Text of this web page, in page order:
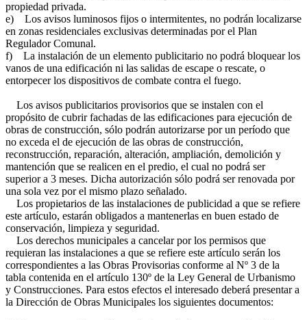
propiedad privada.
e) Los avisos luminosos fijos o intermitentes, no podrán localizarse
en zonas residenciales exclusivas determinadas por el Plan
Regulador Comunal.
f) La instalación de un elemento publicitario no podrá bloquear los
vanos de una edificación ni las salidas de escape o rescate, o
entorpecer los dispositivos de combate contra el fuego.
Los avisos publicitarios provisorios que se instalen con el
propósito de cubrir fachadas de las edificaciones para ejecución de
obras de construcción, sólo podrán autorizarse por un período que
no exceda el de ejecución de las obras de construcción,
reconstrucción, reparación, alteración, ampliación, demolición y
mantención que se realicen en el predio, el cual no podrá ser
superior a 3 meses. Dicha autorización sólo podrá ser renovada por
una sola vez por el mismo plazo señalado.
Los propietarios de las instalaciones de publicidad a que se refiere
este artículo, estarán obligados a mantenerlas en buen estado de
conservación, limpieza y seguridad.
Los derechos municipales a cancelar por los permisos que
requieran las instalaciones a que se refiere este artículo serán los
correspondientes a las Obras Provisorias conforme al Nº 3 de la
tabla contenida en el artículo 130º de la Ley General de Urbanismo
y Construcciones. Para estos efectos el interesado deberá presentar a
la Dirección de Obras Municipales los siguientes documentos: